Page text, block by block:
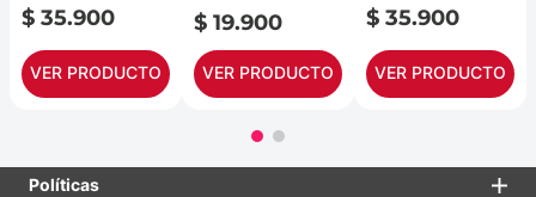
$ 35.900
VER PRODUCTO
$ 19.900
VER PRODUCTO
$ 35.900
VER PRODUCTO
Políticas